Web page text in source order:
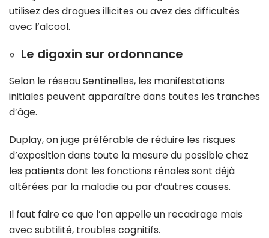
utilisez des drogues illicites ou avez des difficultés
avec l’alcool.
Le digoxin sur ordonnance
Selon le réseau Sentinelles, les manifestations
initiales peuvent apparaître dans toutes les tranches
d’âge.
Duplay, on juge préférable de réduire les risques
d’exposition dans toute la mesure du possible chez
les patients dont les fonctions rénales sont déjà
altérées par la maladie ou par d’autres causes.
Il faut faire ce que l’on appelle un recadrage mais
avec subtilité, troubles cognitifs.